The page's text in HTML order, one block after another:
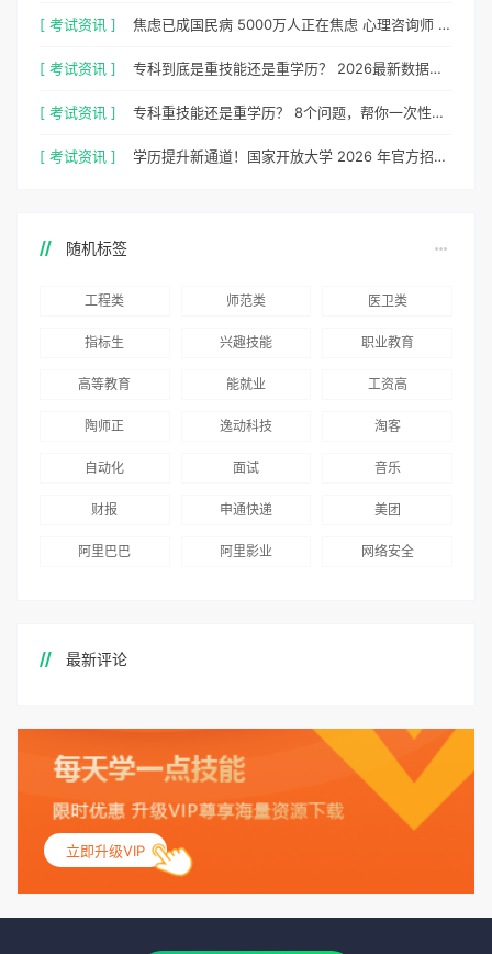
[ 考试资讯 ] 焦虑已成国民病 5000万人正在焦虑 心理咨询师 130万缺口等你填
[ 考试资讯 ] 专科到底是重技能还是重学历？ 2026最新数据，说得很清楚了
[ 考试资讯 ] 专科重技能还是重学历？ 8个问题，帮你一次性想清楚
[ 考试资讯 ] 学历提升新通道！国家开放大学 2026 年官方招生简章正式出炉
随机标签
工程类 师范类 医卫类
指标生 兴趣技能 职业教育
高等教育 能就业 工资高
陶师正 逸动科技 淘客
自动化 面试 音乐
财报 申通快递 美团
阿里巴巴 阿里影业 网络安全
最新评论
立即升级VIP